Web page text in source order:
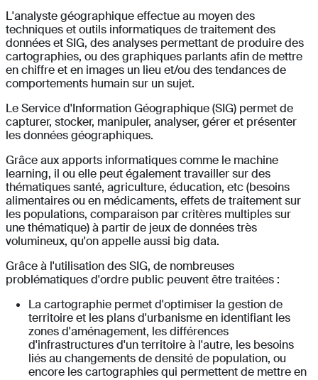
L'analyste géographique effectue au moyen des
techniques et outils informatiques de traitement des
données et SIG, des analyses permettant de produire des
cartographies, ou des graphiques parlants afin de mettre
en chiffre et en images un lieu et/ou des tendances de
comportements humain sur un sujet.
Le Service d'Information Géographique (SIG) permet de
capturer, stocker, manipuler, analyser, gérer et présenter
les données géographiques.
Grâce aux apports informatiques comme le machine
learning, il ou elle peut également travailler sur des
thématiques santé, agriculture, éducation, etc (besoins
alimentaires ou en médicaments, effets de traitement sur
les populations, comparaison par critères multiples sur
une thématique) à partir de jeux de données très
volumineux, qu'on appelle aussi big data.
Grâce à l'utilisation des SIG, de nombreuses
problématiques d'ordre public peuvent être traitées :
La cartographie permet d'optimiser la gestion de
territoire et les plans d'urbanisme en identifiant les
zones d'aménagement, les différences
d'infrastructures d'un territoire à l'autre, les besoins
liés au changements de densité de population, ou
encore les cartographies qui permettent de mettre en